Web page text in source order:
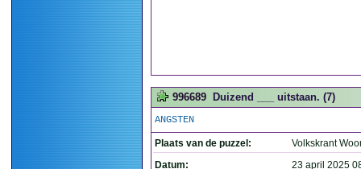
996689 Duizend ___ uitstaan. (7)
ANGSTEN
Plaats van de puzzel:
Volkskrant
Datum:
23 april 2025